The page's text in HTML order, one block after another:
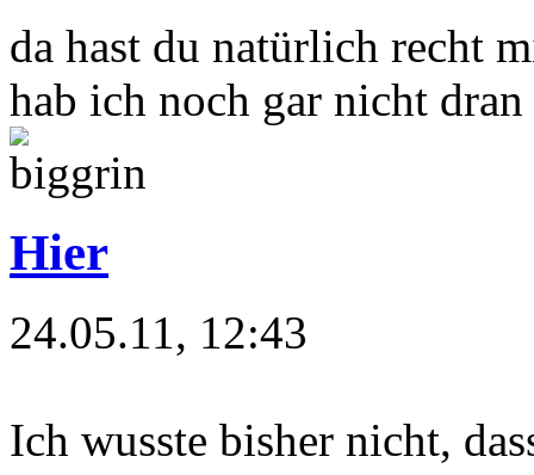
da hast du natürlich recht
hab ich noch gar nicht dran
Hier
24.05.11, 12:43
Ich wusste bisher nicht,